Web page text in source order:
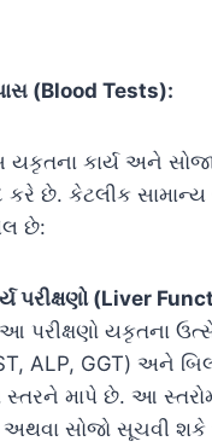
(Blood Tests):
યકૃતના કાર્ય અને
કરે છે. કેટલીક સામાન્ય
છે:
પરીક્ષણો (Liver
આ પરીક્ષણો યકૃતના
ALP, GGT) અને
સ્તરને માપે છે. આ
સોજો સૂચવી શકે